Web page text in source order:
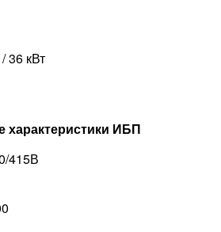
36 кВт
характеристики ИБП
415В